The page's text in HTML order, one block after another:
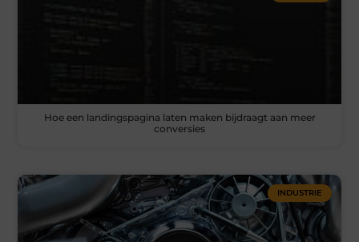
Hoe een landingspagina laten maken bijdraagt aan meer
conversies
INDUSTRIE